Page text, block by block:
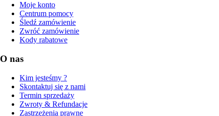
Moje konto
Centrum pomocy
Śledź zamówienie
Zwróć zamówienie
Kody rabatowe
O nas
Kim jesteśmy ?
Skontaktuj się z nami
Termin sprzedaży
Zwroty & Refundacje
Zastrzeżenia prawne